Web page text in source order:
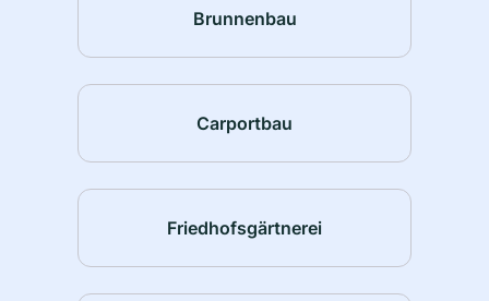
Brunnenbau
Carportbau
Friedhofsgärtnerei